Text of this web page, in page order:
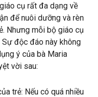
cụ rất đa dạng về
để nuôi dưỡng và rèn
Nhưng mỗi bộ giáo cụ
độc đáo này không
ý của bà Maria
vời sau:
trẻ: Nếu có quá nhiều